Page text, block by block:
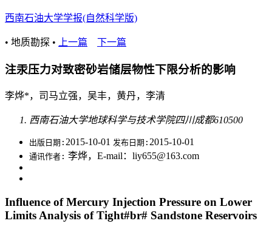
西南石油大学学报(自然科学版)
• 地质勘探 • 上一篇 下一篇
注汞压力对致密砂岩储层物性下限分析的影响
李烨*，司马立强，吴丰，黄丹，李清
西南石油大学地球科学与技术学院四川成都610500
出版日期: 2015-10-01 发布日期: 2015-10-01
通讯作者: 李烨，E-mail：liy655@163.com
Influence of Mercury Injection Pressure on Lower
Limits Analysis of Tight#br# Sandstone Reservoirs